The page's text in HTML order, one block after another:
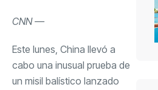
CNN—
Este lunes, China llevó a
cabo una inusual prueba de
un misil balístico lanzado